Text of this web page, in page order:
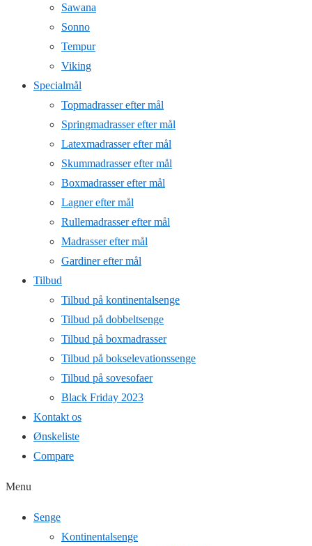
Sawana
Sonno
Tempur
Viking
Specialmål
Topmadrasser efter mål
Springmadrasser efter mål
Latexmadrasser efter mål
Skummadrasser efter mål
Boxmadrasser efter mål
Lagner efter mål
Rullemadrasser efter mål
Madrasser efter mål
Gardiner efter mål
Tilbud
Tilbud på kontinentalsenge
Tilbud på dobbeltsenge
Tilbud på boxmadrasser
Tilbud på bokselevationssenge
Tilbud på sovesofaer
Black Friday 2023
Kontakt os
Ønskeliste
Compare
Menu
Senge
Kontinentalsenge